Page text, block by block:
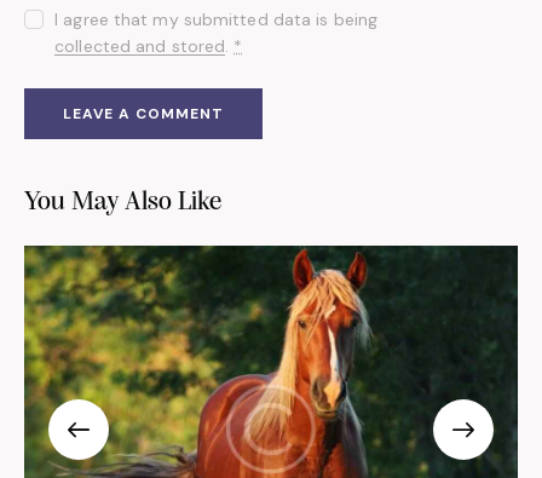
I agree that my submitted data is being
collected and stored. *
You May Also Like